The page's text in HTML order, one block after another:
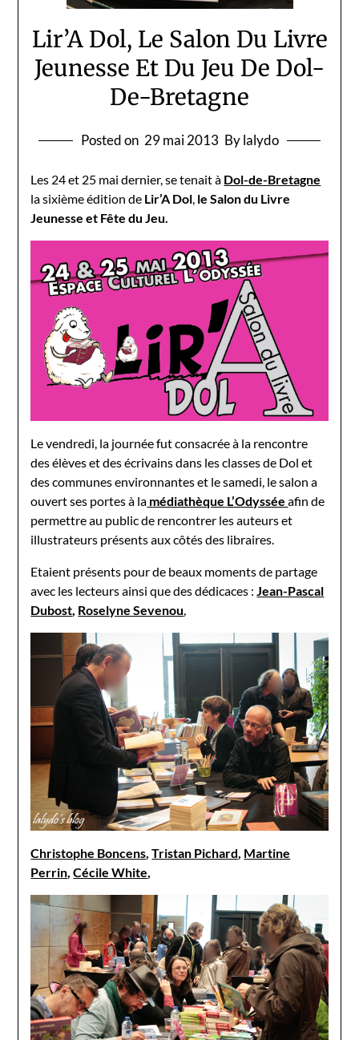
Lir’A Dol, Le Salon Du Livre
Jeunesse Et Du Jeu De Dol-
De-Bretagne
Posted on 29 mai 2013 By lalydo
Les 24 et 25 mai dernier, se tenait à Dol-de-Bretagne
la sixième édition de Lir’A Dol, le Salon du Livre
Jeunesse et Fête du Jeu.
Le vendredi, la journée fut consacrée à la rencontre
des élèves et des écrivains dans les classes de Dol et
des communes environnantes et le samedi, le salon a
ouvert ses portes à la médiathèque L’Odysséeafin de
permettre au public de rencontrer les auteurs et
illustrateurs présents aux côtés des libraires.
Etaient présents pour de beaux moments de partage
avec les lecteurs ainsi que des dédicaces : Jean-Pascal
Dubost Roselyne Sevenou
Christophe Boncens,Tristan Pichard, Martine
Perrin,Cécile White,